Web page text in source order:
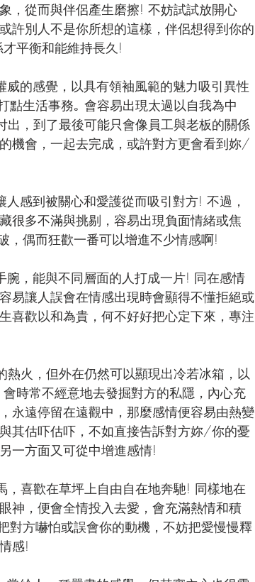
，從而與伴侶產生磨擦! 不妨試試放開心
許別人不是你所想的這樣，伴侶想得到你的
平衡和能維持長久!
的感覺，以具有領袖風範的魅力吸引異性
點生活事務｡ 會容易出現太過以自我為中
，到了最後可能只會像員工與老板的關係
機會，一起去完成，或許對方更會看到妳/
感到被關心和愛護從而吸引對方! 不過，
很多不滿與挑剔，容易出現負面情緒或焦
，偶而狂歡一番可以增進不少情感啊!
，能與不同層面的人打成一片! 同在感情
易讓人誤會在情感出現時會顯得不懂拒絕或
喜歡以和為貴，何不好好把心定下來，專注
火，但外在仍然可以顯現出冷若冰箱，以
時常不經意地去發掘對方的私隱，內心充
永遠停留在遠觀中，那麼感情便容易由熱變
其估吓估吓，不如直接告訴對方妳/你的憂
一方面又可從中增進感情!
喜歡在草坪上自由自在地奔馳! 同樣地在
神，便會全情投入去愛，會充滿熱情和積
對方嚇怕或誤會你的動機，不妨把愛慢慢釋
感!